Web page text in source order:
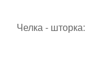
Челка -